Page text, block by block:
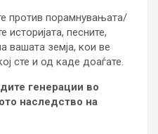
против порамнувањата/
историјата, песните,
вашата земја, кои ве
сте и од каде доаѓате.
генерации во
наследство на